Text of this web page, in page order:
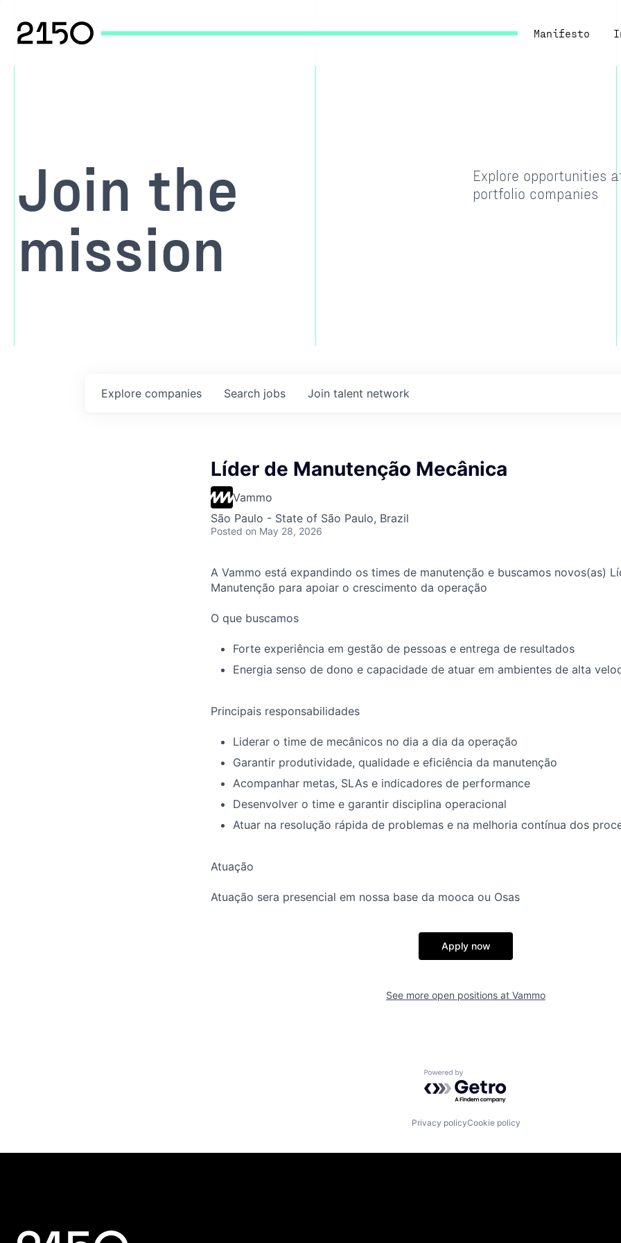
Manifesto
Join the
mission
Explore opportunities
portfolio companies
Search jobs
Explore companies Join talent network
Líder de Manutenção Mecânica
Vammo
São Paulo - State of São Paulo, Brazil
Posted on May 28, 2026
A Vammo está expandindo os times de manutenção e buscamos novos(as)
Manutenção para apoiar o crescimento da operação
O que buscamos
Forte experiência em gestão de pessoas e entrega de resultados
Energia senso de dono e capacidade de atuar em ambientes de alta
Principais responsabilidades
Liderar o time de mecânicos no dia a dia da operação
Garantir produtividade, qualidade e eficiência da manutenção
Acompanhar metas, SLAs e indicadores de performance
Desenvolver o time e garantir disciplina operacional
Atuar na resolução rápida de problemas e na melhoria contínua dos
Atuação
Atuação sera presencial em nossa base da mooca ou Osas
Apply now
See more open positions at Vammo
Powered by Getro.com
Privacy policyCookie policy